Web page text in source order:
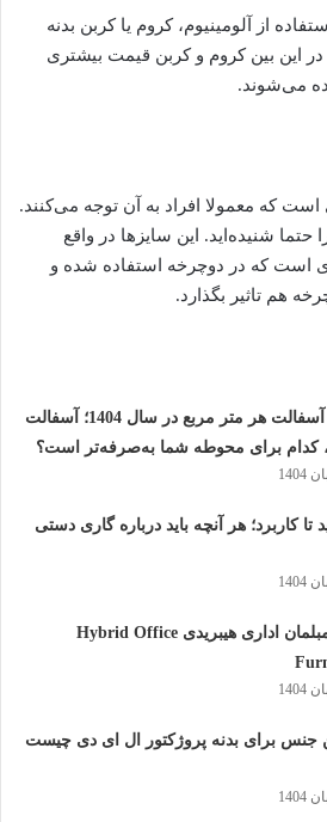
از آلومینیوم، کروم یا کربن بدنه
این بین کروم و کربن قیمت بیشتری
می‌شوند.
که معمولا افراد به آن توجه می‌کنند.
20، 24، 26 و… را حتما شنیده‌اید. این سایزها در واقع
است که در دوچرخه استفاده شده و
هم تاثیر بگذارد.
هزینه آسفالت هر متر مربع در سال 1404؛ آسفالت
کدام برای محوطه شما به‌صرفه‌تر است؟
تا کاربرد؛ هر آنچه باید درباره گاری دستی
آینده مبلمان اداری هیبریدی Hybrid Office
جنس برای بدنه پروژکتور ال ای دی چیست